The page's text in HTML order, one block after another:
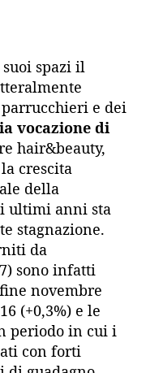
spazi il
e dei
vocazione di
hair&beauty,
crescita
della
ultimi anni sta
stagnazione.
da
sono infatti
novembre
(+0,3%) e le
periodo in cui i
con forti